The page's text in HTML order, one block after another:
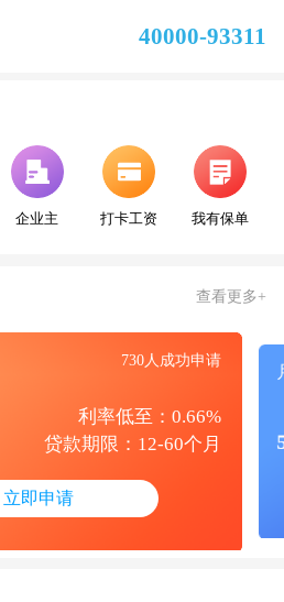
40000-93311
企业主 打卡工资 我有保单
查看更多+
730人成功申请
利率低至：0.66%
贷款期限：12-60个月
立即申请